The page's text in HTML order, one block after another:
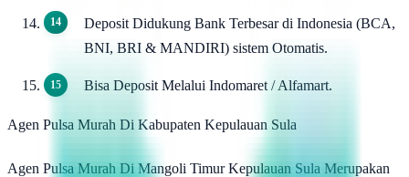
Deposit Didukung Bank Terbesar di Indonesia (BCA,
BNI, BRI & MANDIRI) sistem Otomatis.
Bisa Deposit Melalui Indomaret / Alfamart.
Agen Pulsa Murah Di Kabupaten Kepulauan Sula
Agen Pulsa Murah Di Mangoli Timur Kepulauan Sula Merupakan